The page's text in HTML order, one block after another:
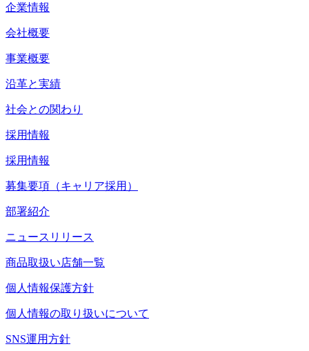
企業情報
会社概要
事業概要
沿革と実績
社会との関わり
採用情報
採用情報
募集要項（キャリア採用）
部署紹介
ニュースリリース
商品取扱い店舗一覧
個人情報保護方針
個人情報の取り扱いについて
SNS運用方針